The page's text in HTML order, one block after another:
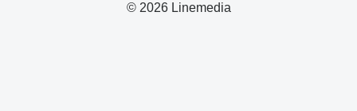
© 2026 Linemedia